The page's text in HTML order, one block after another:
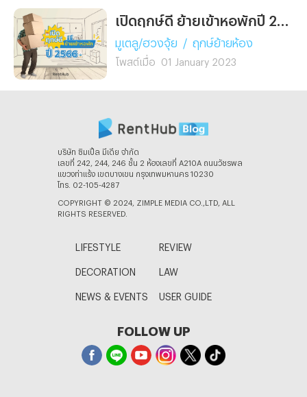
มูเตลู/ฮวงจุ้ย / ฤกษ์ย้ายห้อง
โพสต์เมื่อ 01 January 2023
บริษัท ซิมเปิ้ล มีเดีย จํากัด
เลขที่ 242, 244, 246 ชั้น 2 ห้องเลขที่ A210A ถนนวัชรพล
แขวงท่าแร้ง เขตบางเขน กรุงเทพมหานคร 10230
โทร. 02-105-4287
COPYRIGHT © 2024, ZIMPLE MEDIA CO.,LTD, ALL
RIGHTS RESERVED.
LIFESTYLE REVIEW
DECORATION LAW
NEWS & EVENTS USER GUIDE
FOLLOW UP